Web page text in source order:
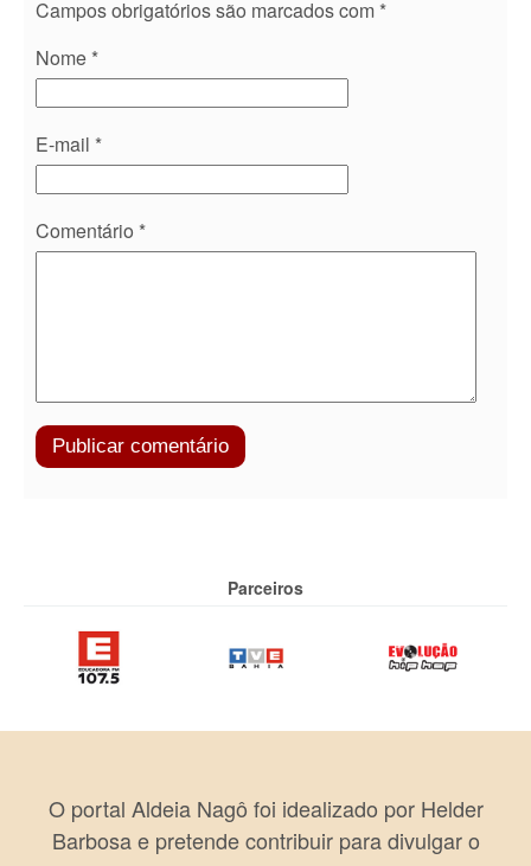
Campos obrigatórios são marcados com *
Nome *
E-mail *
Comentário *
Parceiros
O portal Aldeia Nagô foi idealizado por Helder
Barbosa e pretende contribuir para divulgar o